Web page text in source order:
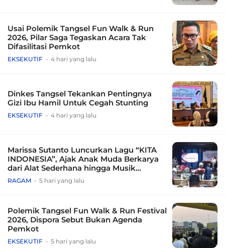
Usai Polemik Tangsel Fun Walk & Run
2026, Pilar Saga Tegaskan Acara Tak
Difasilitasi Pemkot
EKSEKUTIF 4 hari yang lalu
Dinkes Tangsel Tekankan Pentingnya
Gizi Ibu Hamil Untuk Cegah Stunting
EKSEKUTIF 4 hari yang lalu
Marissa Sutanto Luncurkan Lagu “KITA
INDONESIA”, Ajak Anak Muda Berkarya
dari Alat Sederhana hingga Musik
Tradisional
RAGAM 5 hari yang lalu
Polemik Tangsel Fun Walk & Run Festival
2026, Dispora Sebut Bukan Agenda
Pemkot
EKSEKUTIF 5 hari yang lalu